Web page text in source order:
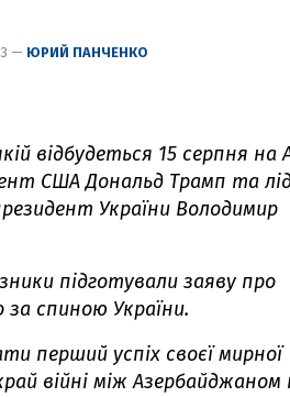
— ЮРИЙ ПАНЧЕНКО
відбудеться 15 серпня на
США Дональд Трамп та
України Володимир
підготували заяву про
спиною України.
перший успіх своєї мирної
війні між